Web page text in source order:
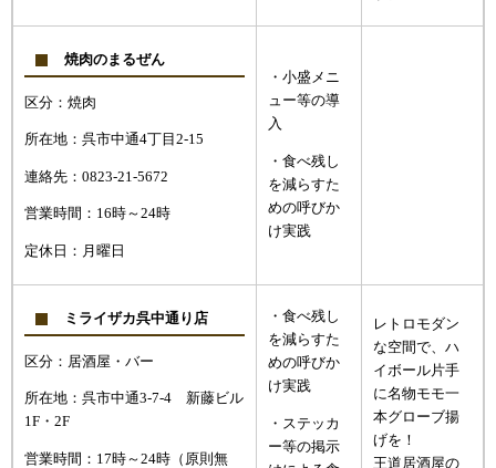
焼肉のまるぜん
区分：焼肉
所在地：呉市中通4丁目2-15
連絡先：0823-21-5672
営業時間：16時～24時
定休日：月曜日
・小盛メニ
ュー等の導
入
・食べ残し
を減らすた
めの呼びか
け実践
ミライザカ呉中通り店
区分：居酒屋・バー
所在地：呉市中通3‐7‐4 新藤ビル
1F・2F
営業時間：17時～24時（原則無
・食べ残し
を減らすた
めの呼びか
け実践
・ステッカ
ー等の掲示
レトロモダン
な空間で、ハ
イボール片手
に名物モモ一
本グローブ揚
げを！
王道居酒屋の